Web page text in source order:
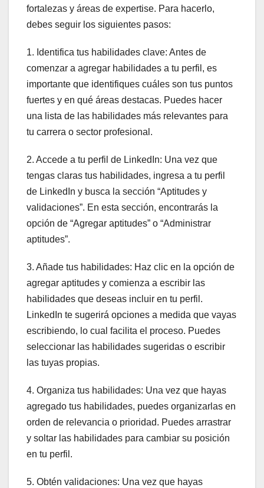
fortalezas y áreas de expertise. Para hacerlo,
debes seguir los siguientes pasos:
1. Identifica tus habilidades clave: Antes de
comenzar a agregar habilidades a tu perfil, es
importante que identifiques cuáles son tus puntos
fuertes y en qué áreas destacas. Puedes hacer
una lista de las habilidades más relevantes para
tu carrera o sector profesional.
2. Accede a tu perfil de LinkedIn: Una vez que
tengas claras tus habilidades, ingresa a tu perfil
de LinkedIn y busca la sección “Aptitudes y
validaciones”. En esta sección, encontrarás la
opción de “Agregar aptitudes” o “Administrar
aptitudes”.
3. Añade tus habilidades: Haz clic en la opción de
agregar aptitudes y comienza a escribir las
habilidades que deseas incluir en tu perfil.
LinkedIn te sugerirá opciones a medida que vayas
escribiendo, lo cual facilita el proceso. Puedes
seleccionar las habilidades sugeridas o escribir
las tuyas propias.
4. Organiza tus habilidades: Una vez que hayas
agregado tus habilidades, puedes organizarlas en
orden de relevancia o prioridad. Puedes arrastrar
y soltar las habilidades para cambiar su posición
en tu perfil.
5. Obtén validaciones: Una vez que hayas